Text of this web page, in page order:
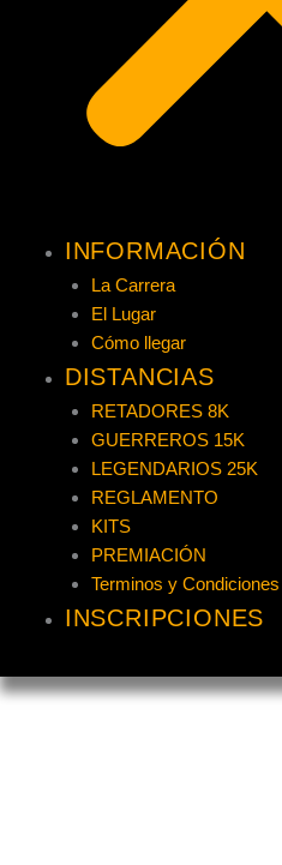
INFORMACIÓN
La Carrera
El Lugar
Cómo llegar
DISTANCIAS
RETADORES 8K
GUERREROS 15K
LEGENDARIOS 25K
REGLAMENTO
KITS
PREMIACIÓN
Terminos y Condiciones
INSCRIPCIONES